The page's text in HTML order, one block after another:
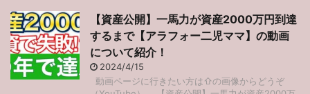
【資産公開】一馬力が資産2000万円到達
するまで【アラフォー二児ママ】の動画
について紹介！
2024/4/15
動画ページに行きたい方は⇧の画像からどうぞ